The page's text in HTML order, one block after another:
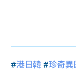
#港日韓 #珍奇異